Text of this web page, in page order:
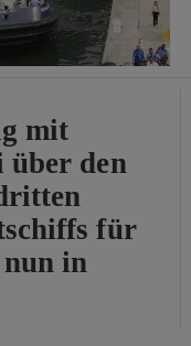
mit
den
für
in